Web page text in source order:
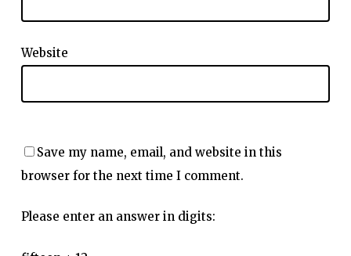
Website
Save my name, email, and website in this
browser for the next time I comment.
Please enter an answer in digits: